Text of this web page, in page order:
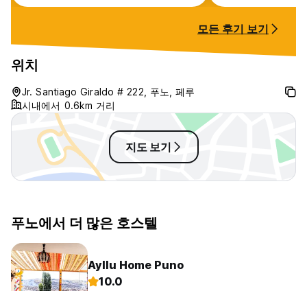
모든 후기 보기
위치
Jr. Santiago Giraldo # 222, 푸노, 페루
시내에서 0.6km 거리
지도 보기
푸노에서 더 많은 호스텔
Ayllu Home Puno
10.0